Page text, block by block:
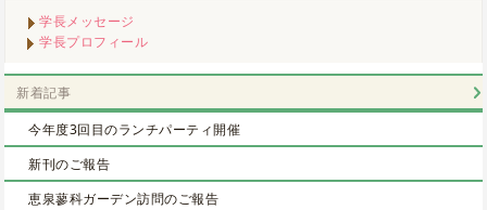
学長メッセージ
学長プロフィール
新着記事
今年度3回目のランチパーティ開催
新刊のご報告
恵泉蓼科ガーデン訪問のご報告